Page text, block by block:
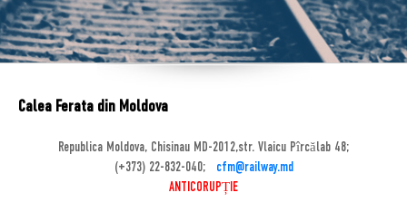
Calea Ferata din Moldova
Republica Moldova, Chisinau MD-2012,str. Vlaicu Pîrcălab 48;
(+373) 22-832-040;
cfm@railway.md
ANTICORUPȚIE